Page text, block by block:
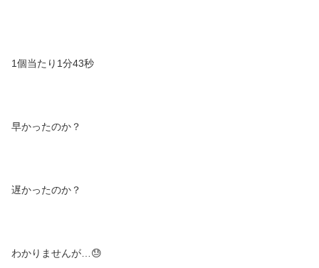
1個当たり1分43秒
早かったのか？
遅かったのか？
わかりませんが…😓